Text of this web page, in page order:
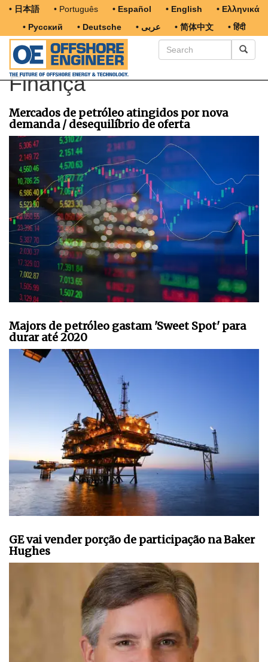
• 日本語 • Português • Español • English
• Ελληνικά
• Русский
• Deutsche • عربى • 简体中文 • हिंदी
Finança
Mercados de petróleo atingidos por nova
demanda / desequilíbrio de oferta
Majors de petróleo gastam 'Sweet Spot' para
durar até 2020
GE vai vender porção de participação na Baker
Hughes